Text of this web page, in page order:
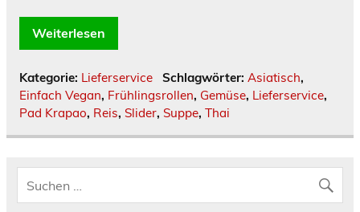
Weiterlesen
Kategorie: Lieferservice Schlagwörter: Asiatisch,
Einfach Vegan, Frühlingsrollen, Gemüse, Lieferservice,
Pad Krapao, Reis, Slider, Suppe, Thai